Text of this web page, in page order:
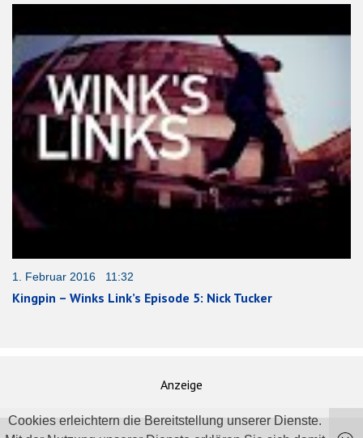
1. Februar 2016 11:32
Kingpin – Winks Link’s Episode 5: Nick Tucker
Anzeige
Cookies erleichtern die Bereitstellung unserer Dienste.